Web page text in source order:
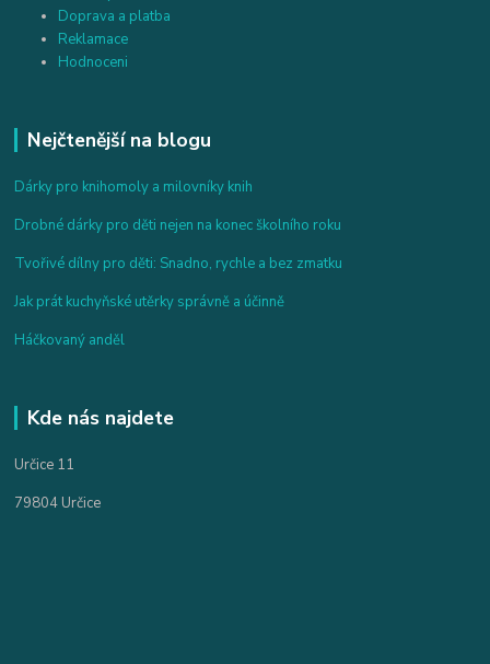
Doprava a platba
Reklamace
Hodnoceni
Nejčtenější na blogu
Dárky pro knihomoly a milovníky knih
Drobné dárky pro děti nejen na konec školního roku
Tvořivé dílny pro děti: Snadno, rychle a bez zmatku
Jak prát kuchyňské utěrky správně a účinně
Háčkovaný anděl
Kde nás najdete
Určice 11
79804 Určice